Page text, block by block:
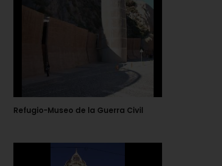
Refugio-Museo de la Guerra Civil